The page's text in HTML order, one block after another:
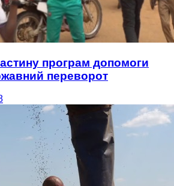
програм допомоги
переворот